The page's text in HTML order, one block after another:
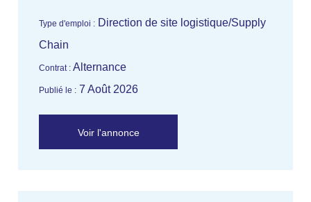
Type d'emploi : Direction de site logistique/Supply
Chain
Contrat : Alternance
Publié le : 7 Août 2026
Voir l'annonce